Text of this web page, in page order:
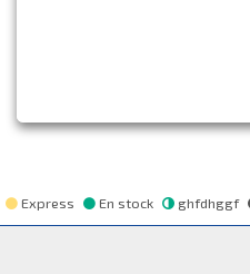
Express En stock ghfdhggf